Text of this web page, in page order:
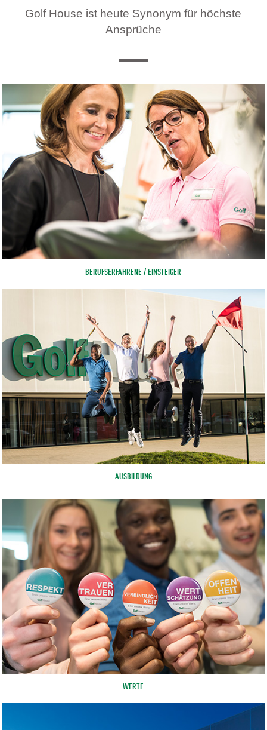
Golf House ist heute Synonym für höchste
Ansprüche
BERUFSERFAHRENE / EINSTEIGER
AUSBILDUNG
WERTE